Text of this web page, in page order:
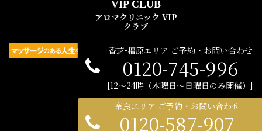
奈良エリア ご予約・お問い合わせ
0120-587-907
香芝•橿原エリア ご予約・お問い合わせ
0120-745-996
12〜24時（木曜日〜日曜日のみ開催）
VIP CLUB
アロマクリニック VIP
クラブ
民間広告支援機構 © 2021